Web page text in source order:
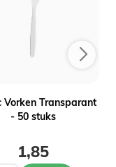
Vorken Transparant
- 50 stuks
1,85